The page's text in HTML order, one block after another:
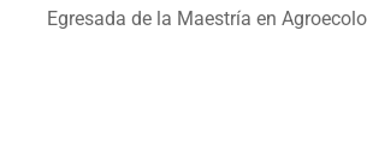
Egresada de la Maestría en